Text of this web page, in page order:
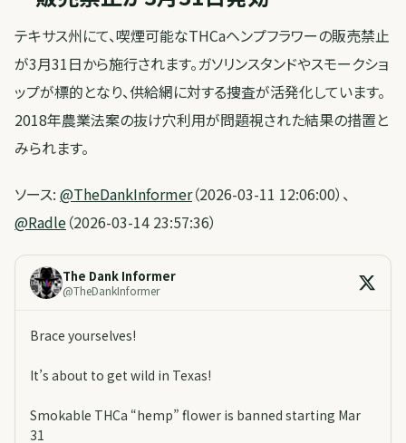
テキサス州にて、喫煙可能なTHCaヘンプフラワーの販売禁止
が3月31日から施行されます。ガソリンスタンドやスモークショ
ップが標的となり、供給網に対する捜査が活発化しています。
2018年農業法案の抜け穴利用が問題視された結果の措置と
みられます。
ソース: @TheDankInformer（2026-03-11 12:06:00）、
@Radle（2026-03-14 23:57:36）
The Dank Informer
@TheDankInformer
Brace yourselves!
It’s about to get wild in Texas!
Smokable THCa “hemp” flower is banned starting Mar
31